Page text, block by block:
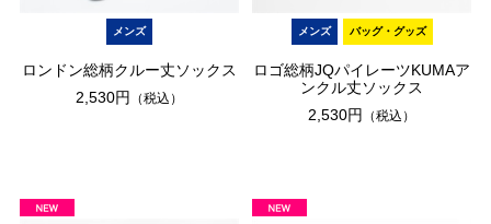
メンズ
ロンドン総柄クルー丈ソックス
2,530円
（税込）
メンズ バッグ・グッズ
ロゴ総柄JQパイレーツKUMAア
ンクル丈ソックス
2,530円
（税込）